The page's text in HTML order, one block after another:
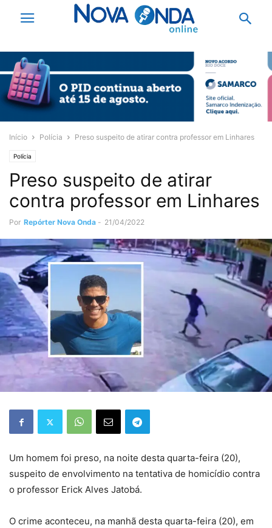
Início Polícia Preso suspeito de atirar contra professor em Linhares
Polícia
Preso suspeito de atirar
contra professor em Linhares
Por Repórter Nova Onda - 21/04/2022
Um homem foi preso, na noite desta quarta-feira (20),
suspeito de envolvimento na tentativa de homicídio contra
o professor Erick Alves Jatobá.
O crime aconteceu, na manhã desta quarta-feira (20), em